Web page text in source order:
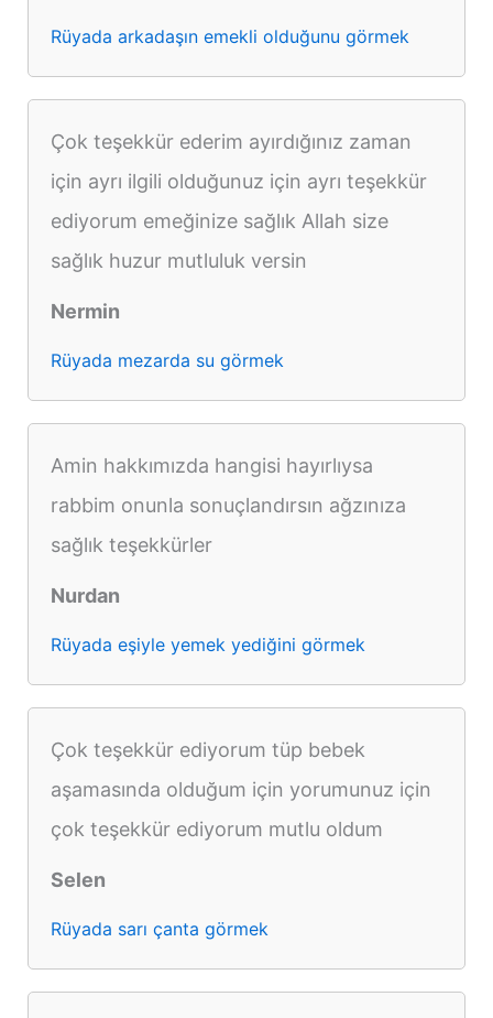
Rüyada arkadaşın emekli olduğunu görmek
Çok teşekkür ederim ayırdığınız zaman
için ayrı ilgili olduğunuz için ayrı teşekkür
ediyorum emeğinize sağlık Allah size
sağlık huzur mutluluk versin
Nermin
Rüyada mezarda su görmek
Amin hakkımızda hangisi hayırlıysa
rabbim onunla sonuçlandırsın ağzınıza
sağlık teşekkürler
Nurdan
Rüyada eşiyle yemek yediğini görmek
Çok teşekkür ediyorum tüp bebek
aşamasında olduğum için yorumunuz için
çok teşekkür ediyorum mutlu oldum
Selen
Rüyada sarı çanta görmek